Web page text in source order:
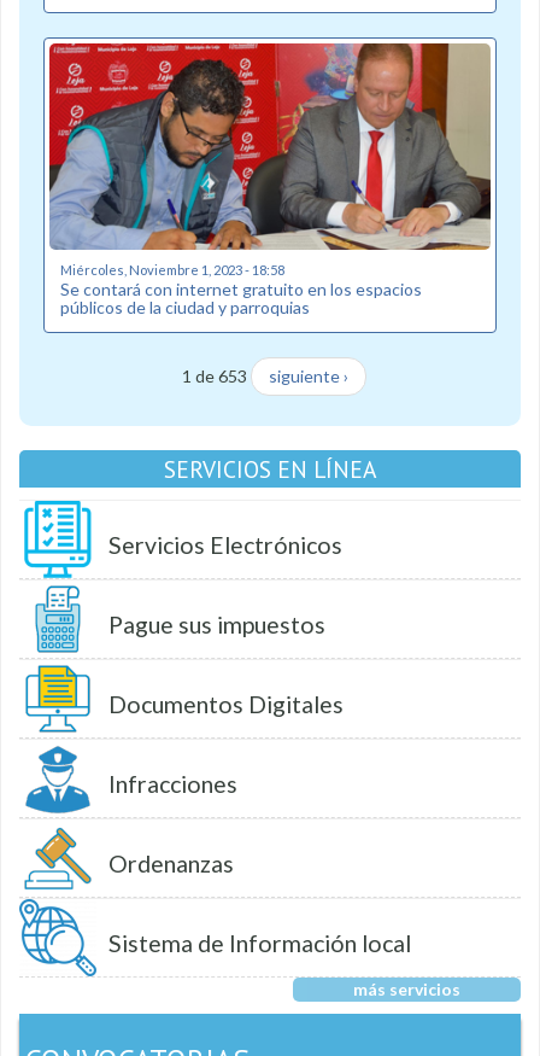
Miércoles, Noviembre 1, 2023 - 18:58
Se contará con internet gratuito en los espacios
públicos de la ciudad y parroquias
1 de 653 siguiente ›
SERVICIOS EN LÍNEA
Servicios Electrónicos
Pague sus impuestos
Documentos Digitales
Infracciones
Ordenanzas
Sistema de Información local
más servicios